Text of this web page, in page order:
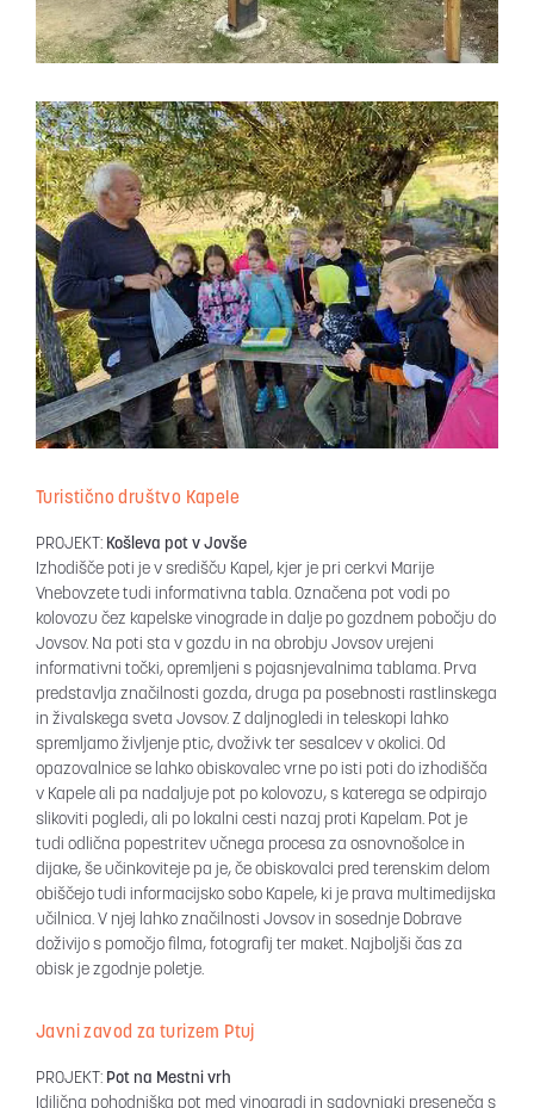
Turistično društvo Kapele
PROJEKT: Košleva pot v Jovše
Izhodišče poti je v središču Kapel, kjer je pri cerkvi Marije
Vnebovzete tudi informativna tabla. Označena pot vodi po
kolovozu čez kapelske vinograde in dalje po gozdnem pobočju do
Jovsov. Na poti sta v gozdu in na obrobju Jovsov urejeni
informativni točki, opremljeni s pojasnjevalnima tablama. Prva
predstavlja značilnosti gozda, druga pa posebnosti rastlinskega
in živalskega sveta Jovsov. Z daljnogledi in teleskopi lahko
spremljamo življenje ptic, dvoživk ter sesalcev v okolici. Od
opazovalnice se lahko obiskovalec vrne po isti poti do izhodišča
v Kapele ali pa nadaljuje pot po kolovozu, s katerega se odpirajo
slikoviti pogledi, ali po lokalni cesti nazaj proti Kapelam. Pot je
tudi odlična popestritev učnega procesa za osnovnošolce in
dijake, še učinkoviteje pa je, če obiskovalci pred terenskim delom
obiščejo tudi informacijsko sobo Kapele, ki je prava multimedijska
učilnica. V njej lahko značilnosti Jovsov in sosednje Dobrave
doživijo s pomočjo filma, fotografij ter maket. Najboljši čas za
obisk je zgodnje poletje.
Javni zavod za turizem Ptuj
PROJEKT: Pot na Mestni vrh
Idilična pohodniška pot med vinogradi in sadovnjaki preseneča s